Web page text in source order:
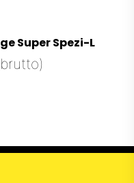
Super Spezi-L